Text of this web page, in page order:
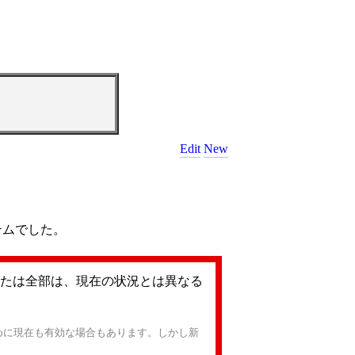
Edit New
でした。
は全部は、現在の状況とは異なる
現在も有効な場合もあります。しかし新